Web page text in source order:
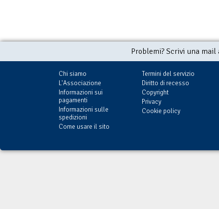
Problemi? Scrivi una
Chi siamo
L'Associazione
Informazioni sui
pagamenti
Informazioni sulle
spedizioni
Come usare il sito
Termini del servizio
Diritto di recesso
Copyright
Privacy
Cookie policy